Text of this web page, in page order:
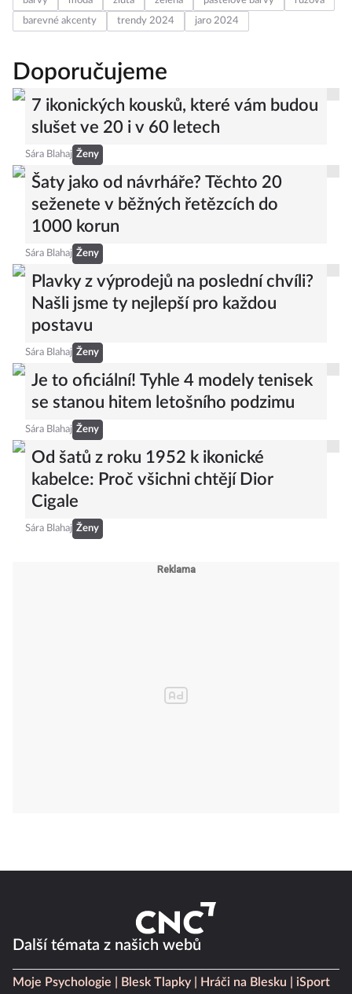
barvy moda žlutá zelená pastelové barvy
růžová
barevné akcenty
trendy 2024 jaro 2024
Doporučujeme
7 ikonických kousků, které vám budou
Ženy
Šaty jako od návrháře? Těchto 20
seženete v běžných řetězcích do
Ženy
Plavky z výprodejů na poslední chvíli?
Našli jsme ty nejlepší pro každou
postavu
Ženy
Je to oficiální! Tyhle 4 modely tenisek
se stanou hitem letošního podzimu
Ženy
Od šatů z roku 1952 k ikonické
kabelce: Proč všichni chtějí Dior
Cigale
Ženy